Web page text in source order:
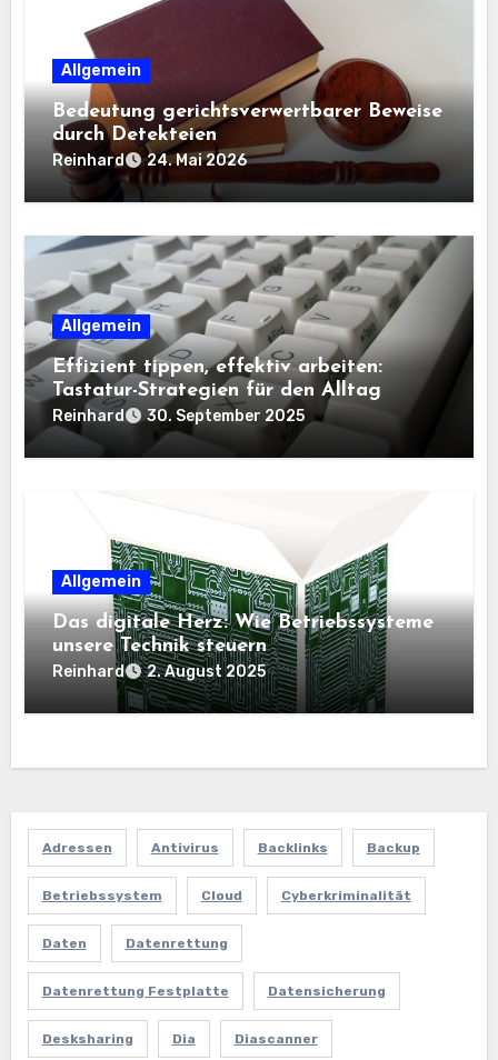
Allgemein
Bedeutung gerichtsverwertbarer Beweise
durch Detekteien
Reinhard 24. Mai 2026
Allgemein
Effizient tippen, effektiv arbeiten:
Tastatur-Strategien für den Alltag
Reinhard 30. September 2025
Allgemein
Das digitale Herz: Wie Betriebssysteme
unsere Technik steuern
Reinhard 2. August 2025
Adressen Antivirus Backlinks Backup
Betriebssystem Cloud Cyberkriminalität
Daten Datenrettung
Datenrettung Festplatte Datensicherung
Desksharing Dia Diascanner